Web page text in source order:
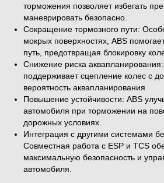
торможения позволяет избегать
маневрировать безопасно.
Сокращение тормозного пути:
мокрых поверхностях, ABS
путь, предотвращая блокировку
Снижение риска
поддерживает сцепление колес с
вероятность аквапланирования
Повышение устойчивости: ABS
автомобиля при торможении на
дорожных условиях.
Интеграция с другими системами
Совместная работа с ESP и TCS
максимальную безопасность и
автомобиля.